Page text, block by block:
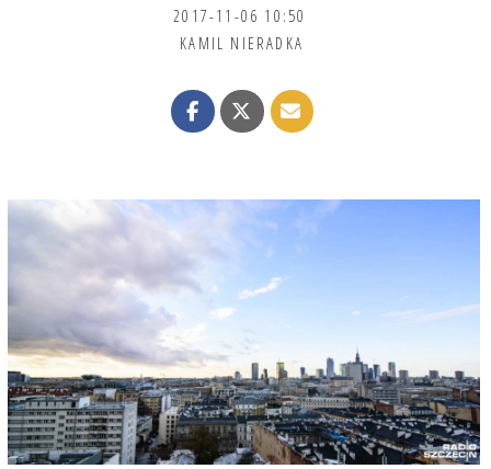
2017-11-06 10:50
KAMIL NIERADKA